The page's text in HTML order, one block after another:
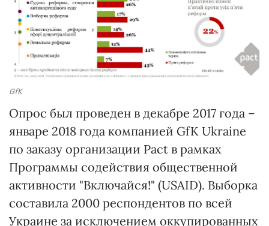
GfK
Опрос был проведен в декабре 2017 года –
январе 2018 года компанией GfK Ukraine
по заказу организации Pact в рамках
Программы содействия общественной
активности "Включайся!" (USAID). Выборка
составила 2000 респондентов по всей
Украине за исключением оккупированных